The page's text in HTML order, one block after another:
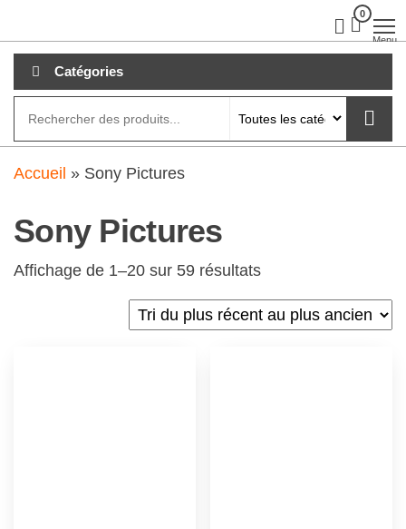
au
contenu
0
Menu
Catégories
Accueil » Sony Pictures
Sony Pictures
Affichage de 1–20 sur 59 résultats